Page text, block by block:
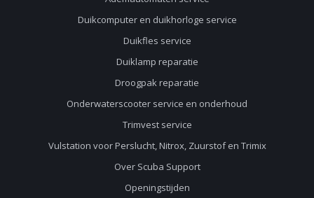
Duikcomputer en duikhorloge service
Duikfles service
Duiklamp reparatie
Droogpak reparatie
Onderwaterscooter service en onderhoud
Trimvest service
Vulstation voor Perslucht, Nitrox, Zuurstof en Trimix
Over Scuba Support
Openingstijden